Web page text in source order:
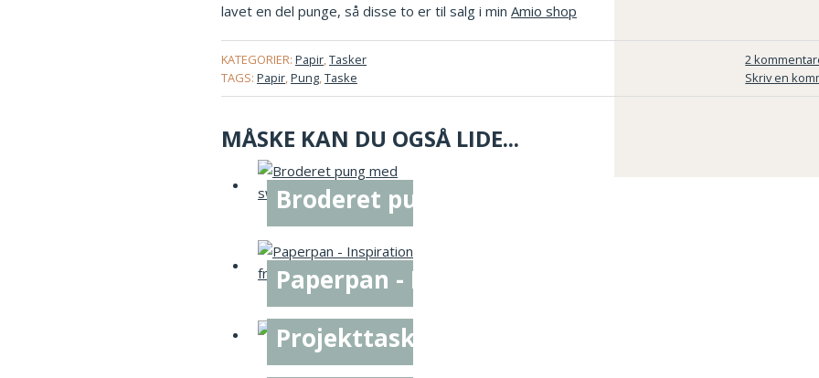
lavet en del punge, så disse to er til salg i min Amio shop
KATEGORIER: Papir,Tasker
TAGS: Papir,Pung,Taske
2
Skriv en
MÅSKE KAN DU OGSÅ LIDE...
Broderet pung med sweater-mønster
Paperpan - Inspiration fra Instagram
Projekttaske